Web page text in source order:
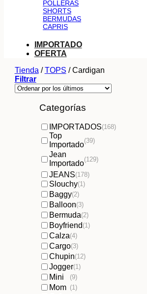
POLLERAS
SHORTS
BERMUDAS
CAPRIS
IMPORTADO
OFERTA
Tienda / TOPS /Cardigan
Filtrar
Categorías
IMPORTADOS(168)
Top
Importado(39)
Jean
Importado(129)
JEANS(178)
Slouchy(1)
Baggy(2)
Balloon(3)
Bermuda(2)
Boyfriend (1)
Calza(4)
Cargo(3)
Chupin(12)
Jogger(1)
Mini (9)
Mom (1)